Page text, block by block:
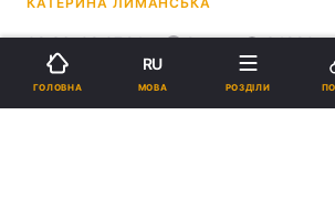
08:36, 09.07.24 2 хв. 34880
Підпишіться на нас
ГОЛОВНА
RU
МОВА РОЗДІЛИ